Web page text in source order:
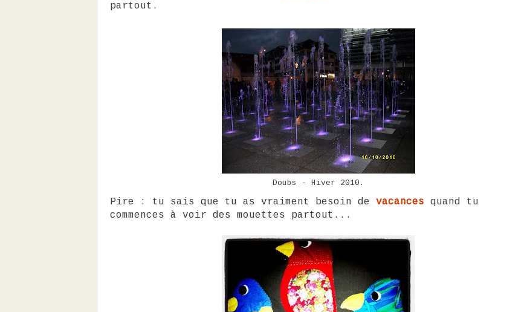
partout.
Doubs - Hiver 2010.
Pire : tu sais que tu as vraiment besoin de vacances quand tu
commences à voir des mouettes partout...